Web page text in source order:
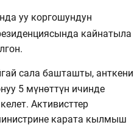
уу коргошундун
кайнатыла
сала башташты, анткени
5 мүнөттүн ичинде
Активисттер
карата кылмыш